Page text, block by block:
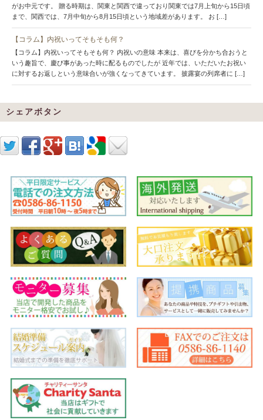
がお中元です。 贈る時期は、関東と関西で違っており関東では7月上旬から15日頃
まで、関西では、7月中旬から8月15日頃という地域差があります。 お […]
【コラム】内祝いってそもそも何？
【コラム】内祝いってそもそも何？ 内祝いの意味 本来は、喜びを分かち合おうと
いう趣旨で、慶び事があった時に配るものでしたが 近年では、いただいたお祝い
に対するお返しという意味合いが強くなってきています。 披露宴の列席者に […]
シェアボタン